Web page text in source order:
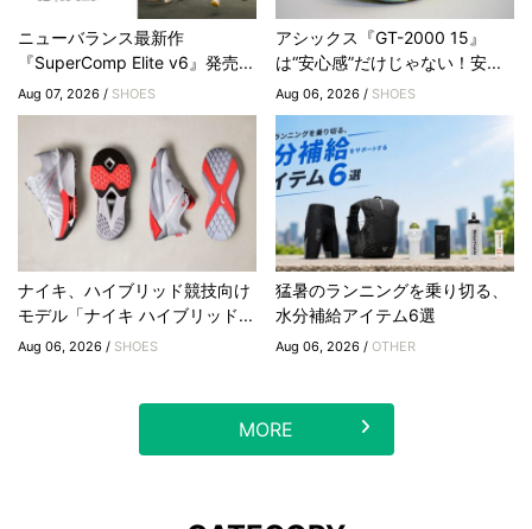
ニューバランス最新作
『SuperComp Elite v6』発売...
Aug 07, 2026 / SHOES
アシックス『GT-2000 15』
は“安心感”だけじゃない！安...
Aug 06, 2026 / SHOES
ナイキ、ハイブリッド競技向け
モデル「ナイキ ハイブリッド...
Aug 06, 2026 / SHOES
猛暑のランニングを乗り切る、
水分補給アイテム6選
Aug 06, 2026 / OTHER
MORE